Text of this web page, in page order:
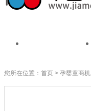
您所在位置： 首页 > 孕婴童商机